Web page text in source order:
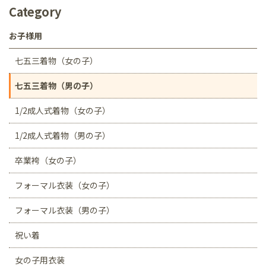
Category
お子様用
七五三着物（女の子）
七五三着物（男の子）
1/2成人式着物（女の子）
1/2成人式着物（男の子）
卒業袴（女の子）
フォーマル衣装（女の子）
フォーマル衣装（男の子）
祝い着
女の子用衣装